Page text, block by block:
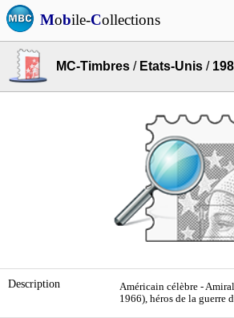
Mobile-Collections
MC-Timbres / Etats-Unis /
Description
Américain célèbre -
1966), héros de la guerre